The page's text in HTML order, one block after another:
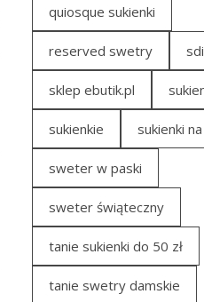
quiosque sukienki
reserved swetry
sklep ebutik.pl
sukienkie sukienki
sweter w paski
sweter świąteczny
tanie sukienki do 50 zł
tanie swetry damskie